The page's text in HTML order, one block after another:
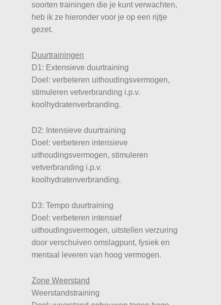
soorten trainingen die je kunt verwachten,
heb ik ze hieronder voor je op een rijtje
gezet.
Duurtrainingen
D1: Extensieve duurtraining
Doel: verbeteren uithoudingsvermogen,
stimuleren vetverbranding i.p.v.
koolhydratenverbranding.
D2: Intensieve duurtraining
Doel: verbeteren intensieve
uithoudingsvermogen, stimuleren
vetverbranding i.p.v.
koolhydratenverbranding.
D3: Tempo duurtraining
Doel: verbeteren intensief
uithoudingsvermogen, uitstellen verzuring
door verschuiven omslagpunt, fysiek en
mentaal leveren van hoog vermogen.
Zone Weerstand
Weerstandstraining